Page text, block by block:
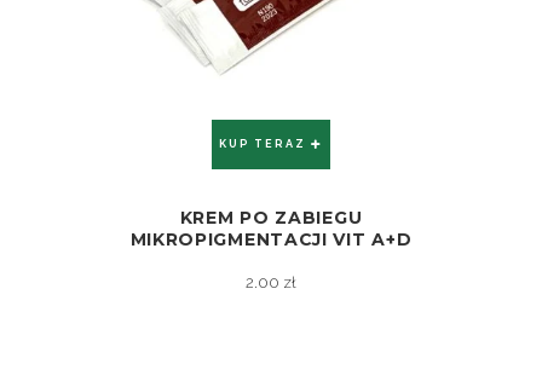
ZOBACZ
KUP TERAZ
KREM PO ZABIEGU
MIKROPIGMENTACJI VIT A+D
2.00 zł